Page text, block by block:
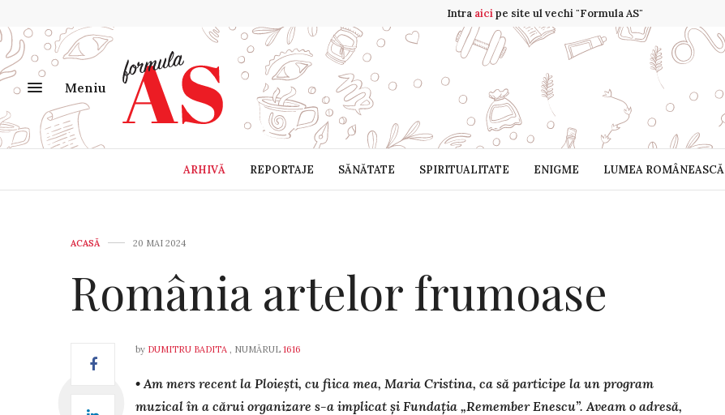
Intra aicipe site ul vechi "Formula AS"
Meniu
ARHIVĂ REPORTAJE SĂNĂTATE SPIRITUALITATE ENIGME LUMEA ROMÂNEASCĂ
ACASĂ 20 MAI 2024
România artelor frumoase
by DUMITRU BADITA , NUMĂRUL 1616
• Am mers recent la Ploiești, cu fiica mea, Maria Cristina, ca să participe la un program
muzical în a cărui organizare s-a implicat și Fundația „Remember Enescu”. Aveam o adresă,